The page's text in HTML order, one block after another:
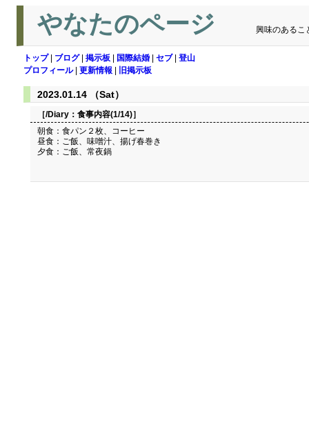
やなたのページ 興味のあるこ
トップ| ブログ| 掲示板 国際結婚 セブ| 登山
プロフィール| 更新情報 旧掲示板
2023.01.14 （Sat）
［/Diary： 食事内容(1/14)］
朝食：食パン２枚、コーヒー
昼食：ご飯、味噌汁、揚げ春巻き
夕食：ご飯、常夜鍋